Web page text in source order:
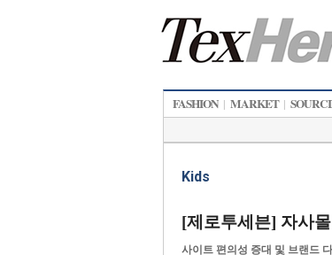
FASHION | MARKET |
Kids
[제로투세븐] 자사
사이트 편의성 증대 및 브랜드